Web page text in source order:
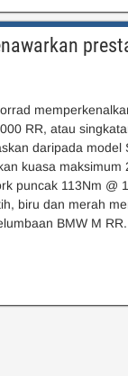
RR, atau
daripada model
kuasa maksimum
puncak 113Nm @
biru dan merah
BMW M RR.